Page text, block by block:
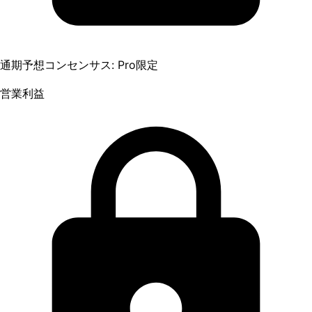
通期予想コンセンサス: Pro限定
営業利益